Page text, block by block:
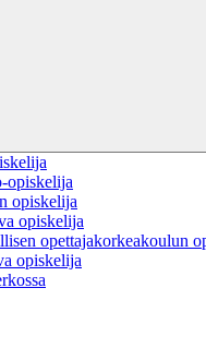
opiskelija
opiskelija
opiskelija
opettajakorkeakoulun
opiskelija